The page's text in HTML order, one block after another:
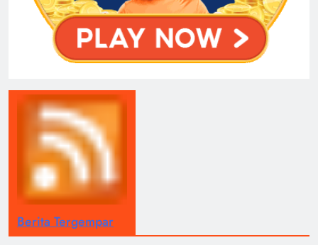
Berita Tergempar